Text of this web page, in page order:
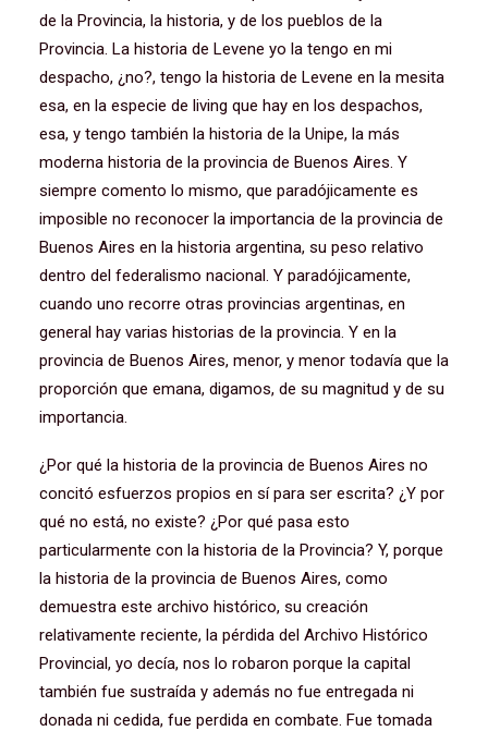
de la Provincia, la historia, y de los pueblos de la
Provincia. La historia de Levene yo la tengo en mi
despacho, ¿no?, tengo la historia de Levene en la mesita
esa, en la especie de living que hay en los despachos,
esa, y tengo también la historia de la Unipe, la más
moderna historia de la provincia de Buenos Aires. Y
siempre comento lo mismo, que paradójicamente es
imposible no reconocer la importancia de la provincia de
Buenos Aires en la historia argentina, su peso relativo
dentro del federalismo nacional. Y paradójicamente,
cuando uno recorre otras provincias argentinas, en
general hay varias historias de la provincia. Y en la
provincia de Buenos Aires, menor, y menor todavía que la
proporción que emana, digamos, de su magnitud y de su
importancia.
¿Por qué la historia de la provincia de Buenos Aires no
concitó esfuerzos propios en sí para ser escrita? ¿Y por
qué no está, no existe? ¿Por qué pasa esto
particularmente con la historia de la Provincia? Y, porque
la historia de la provincia de Buenos Aires, como
demuestra este archivo histórico, su creación
relativamente reciente, la pérdida del Archivo Histórico
Provincial, yo decía, nos lo robaron porque la capital
también fue sustraída y además no fue entregada ni
donada ni cedida, fue perdida en combate. Fue tomada